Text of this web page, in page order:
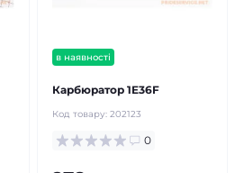
в наявності
Карбюратор 1E36F
Код товару: 202123
0